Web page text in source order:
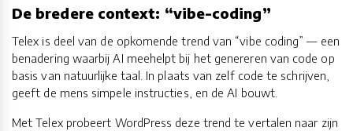
De bredere context: “vibe-coding”
Telex is deel van de opkomende trend van “vibe coding” — een
benadering waarbij AI meehelpt bij het genereren van code op
basis van natuurlijke taal. In plaats van zelf code te schrijven,
geeft de mens simpele instructies, en de AI bouwt.
Met Telex probeert WordPress deze trend te vertalen naar zijn